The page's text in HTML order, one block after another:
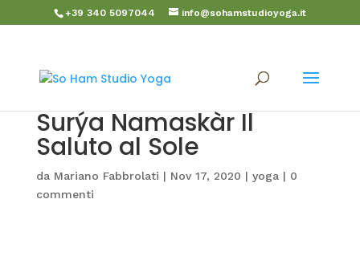
+39 340 5097044 info@sohamstudioyoga.it
Surýa Namaskàr Il
Saluto al Sole
da Mariano Fabbrolati | Nov 17, 2020 | yoga| 0
commenti